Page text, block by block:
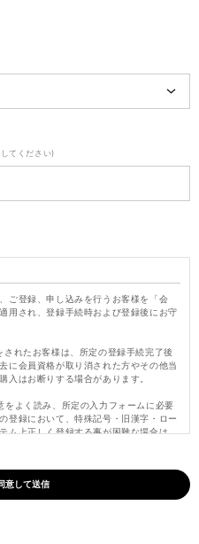
てください)
ご登録、申し込みを行うお客様を「会
用され、登録手続時および登録後にお守
されたお客様は、所定の登録手続完了後
に会員資格が取り消された方やその他当
入はお断りする場合があります。
をよく読み、所定の入力フォームに必要
登録において、特殊記号・旧漢字・ロー
ム上正しく登録する事が困難な場合は、
ものとし、第三者に譲渡・貸与できな
がないよう定期的に変更する等、会員本
ードを用いて当社に対して行われた意思